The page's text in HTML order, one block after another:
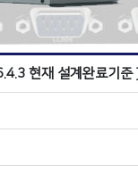
현재 설계완료기